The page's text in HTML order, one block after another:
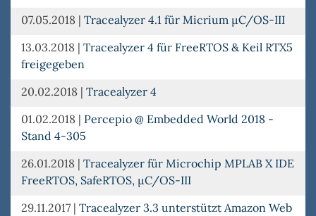
07.05.2018 | Tracealyzer 4.1 für Micrium µC/OS-III
13.03.2018 | Tracealyzer 4 für FreeRTOS & Keil RTX5
freigegeben
20.02.2018 | Tracealyzer 4
01.02.2018 | Percepio @ Embedded World 2018 -
Stand 4-305
26.01.2018 | Tracealyzer für Microchip MPLAB X IDE
FreeRTOS, SafeRTOS, µC/OS-III
29.11.2017 | Tracealyzer 3.3 unterstützt Amazon Web